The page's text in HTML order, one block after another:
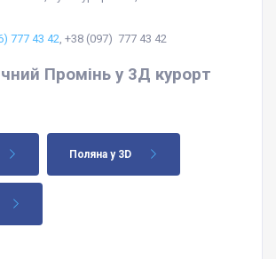
777 43 42, +38 (097) 777 43 42
Промінь у 3Д курорт
Поляна у 3D